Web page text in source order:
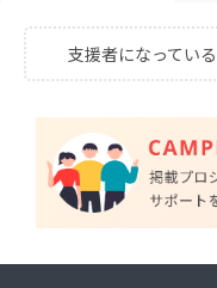
支援者になってい